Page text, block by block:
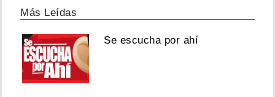
Más Leídas
Se escucha por ahí